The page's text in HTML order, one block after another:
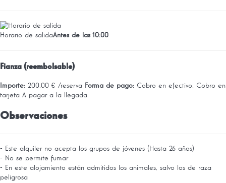
Horario de salidaAntes de las 10:00
Fianza (reembolsable)
Importe: 200,00 € /reserva Forma de pago: Cobro en efectivo, Cobro en
tarjeta A pagar a la llegada.
Observaciones
- Este alquiler no acepta los grupos de jóvenes (Hasta 26 años)
- No se permite fumar
- En este alojamiento están admitidos los animales, salvo los de raza
peligrosa